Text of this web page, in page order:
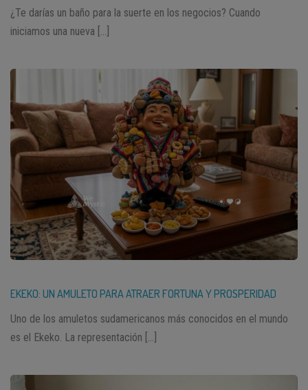
¿Te darías un baño para la suerte en los negocios? Cuando
iniciamos una nueva […]
EKEKO: UN AMULETO PARA ATRAER FORTUNA Y PROSPERIDAD
Uno de los amuletos sudamericanos más conocidos en el mundo
es el Ekeko. La representación […]